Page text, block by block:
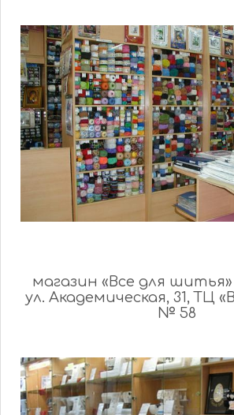
магазин «Все для
ул. Академическая, 31, ТЦ
№ 58